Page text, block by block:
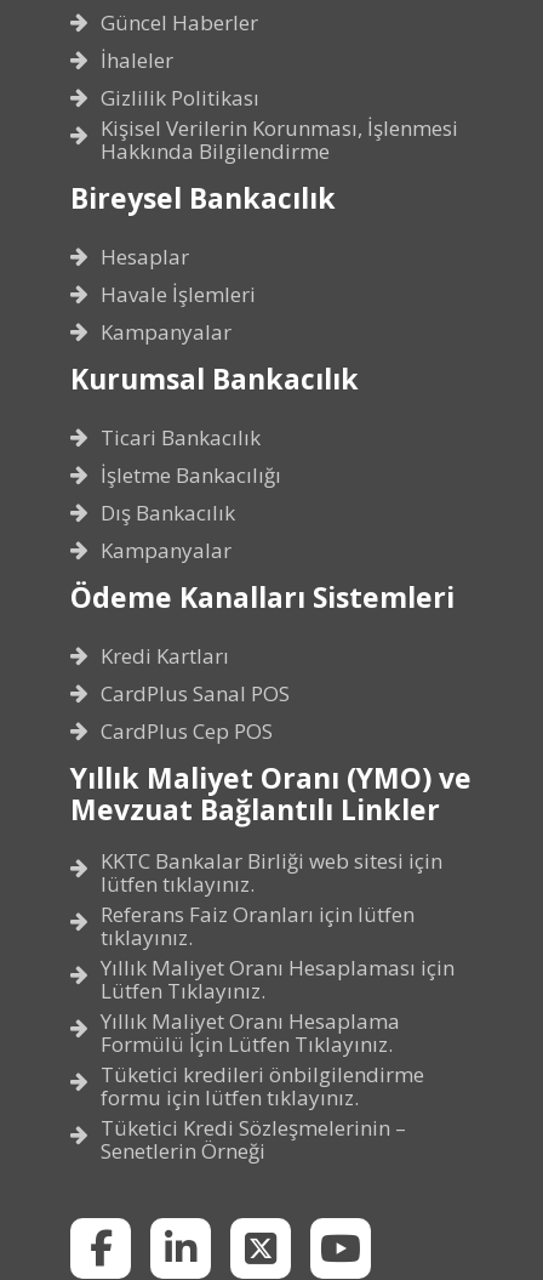
Güncel Haberler
İhaleler
Gizlilik Politikası
Kişisel Verilerin Korunması, İşlenmesi
Hakkında Bilgilendirme
Bireysel Bankacılık
Hesaplar
Havale İşlemleri
Kampanyalar
Kurumsal Bankacılık
Ticari Bankacılık
İşletme Bankacılığı
Dış Bankacılık
Kampanyalar
Ödeme Kanalları Sistemleri
Kredi Kartları
CardPlus Sanal POS
CardPlus Cep POS
Yıllık Maliyet Oranı (YMO) ve
Mevzuat Bağlantılı Linkler
KKTC Bankalar Birliği web sitesi için
lütfen tıklayınız.
Referans Faiz Oranları için lütfen
tıklayınız.
Yıllık Maliyet Oranı Hesaplaması için
Lütfen Tıklayınız.
Yıllık Maliyet Oranı Hesaplama
Formülü İçin Lütfen Tıklayınız.
Tüketici kredileri önbilgilendirme
formu için lütfen tıklayınız.
Tüketici Kredi Sözleşmelerinin –
Senetlerin Örneği